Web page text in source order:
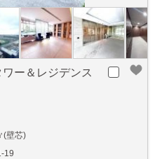
ー＆レジデンス
(壁芯)
19